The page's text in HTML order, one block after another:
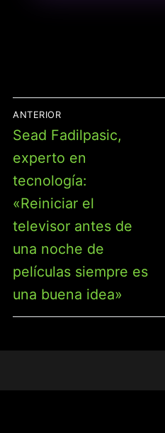
DE
ENTRADAS
ANTERIOR
Entrada
anterior:
Sead Fadilpasic,
experto en
tecnología:
«Reiniciar el
televisor antes de
una noche de
películas siempre es
una buena idea»